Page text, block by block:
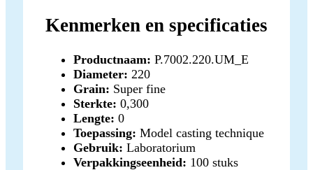
Kenmerken en specificaties
Productnaam: P.7002.220.UM_E
Diameter: 220
Grain: Super fine
Sterkte: 0,300
Lengte: 0
Toepassing: Model casting technique
Gebruik: Laboratorium
Verpakkingseenheid: 100 stuks